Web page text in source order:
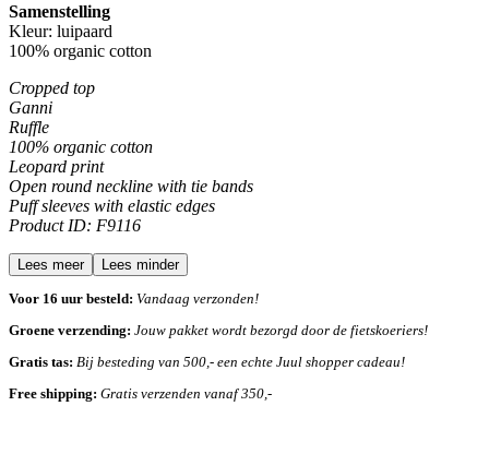
Samenstelling
Kleur: luipaard
100% organic cotton
Cropped top
Ganni
Ruffle
100% organic cotton
Leopard print
Open round neckline with tie bands
Puff sleeves with elastic edges
Product ID: F9116
Lees meer Lees minder
Voor 16 uur besteld: Vandaag verzonden!
Groene verzending: Jouw pakket wordt bezorgd door de fietskoeriers!
Gratis tas: Bij besteding van 500,- een echte Juul shopper cadeau!
Free shipping: Gratis verzenden vanaf 350,-